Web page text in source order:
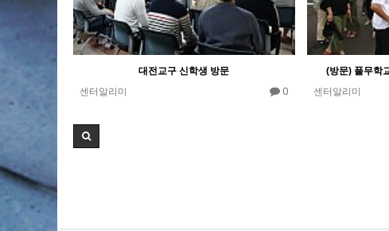
대전교구 신학생 방문
센터알리미
0
(방문) 풀무학
센터알리미